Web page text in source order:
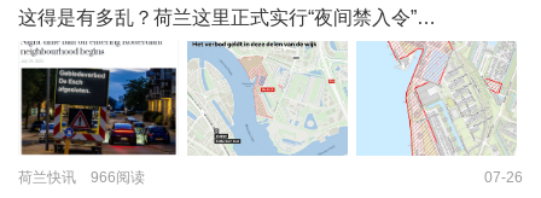
这得是有多乱？荷兰这里正式实行“夜间禁入令”…
荷兰快讯 966阅读 07-26